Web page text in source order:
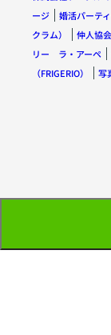
ージ
婚活パーテ
クラム）
仲人協
リー ラ・アーペ
（FRIGERIO）
写